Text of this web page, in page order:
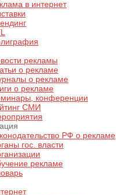
в интернет
рекламы
о рекламе
о рекламе
о рекламе
конференции
СМИ
РФ о рекламе
гос. власти
рекламе